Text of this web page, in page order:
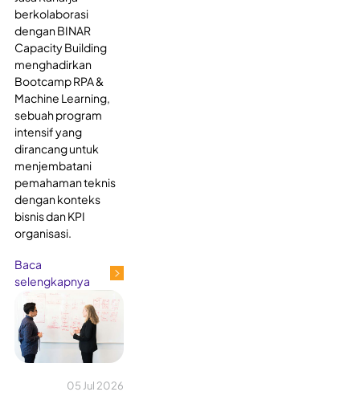
berkolaborasi
dengan BINAR
Capacity Building
menghadirkan
Bootcamp RPA &
Machine Learning,
sebuah program
intensif yang
dirancang untuk
menjembatani
pemahaman teknis
dengan konteks
bisnis dan KPI
organisasi.
Baca
selengkapnya
05 Jul 2026